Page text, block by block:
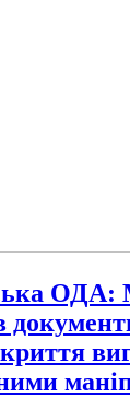
ОДА: